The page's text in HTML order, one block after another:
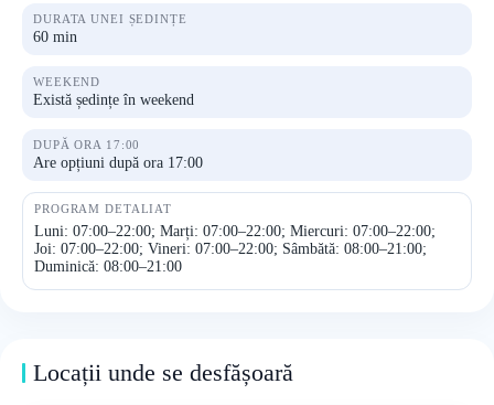
DURATA UNEI ȘEDINȚE
60 min
WEEKEND
Există ședințe în weekend
DUPĂ ORA 17:00
Are opțiuni după ora 17:00
PROGRAM DETALIAT
Luni: 07:00–22:00; Marți: 07:00–22:00; Miercuri: 07:00–22:00;
Joi: 07:00–22:00; Vineri: 07:00–22:00; Sâmbătă: 08:00–21:00;
Duminică: 08:00–21:00
Locații unde se desfășoară